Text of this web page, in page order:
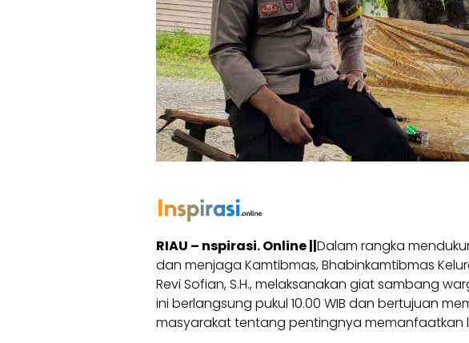
RIAU – nspirasi. Online ||Dalam rangka
dan menjaga Kamtibmas, Bhabinkamtibmas
Revi Sofian, S.H., melaksanakan giat sambang
ini berlangsung pukul 10.00 WIB dan bertujuan
masyarakat tentang pentingnya memanfaatkan